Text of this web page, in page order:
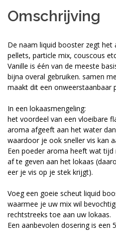
Omschrijving
De naam liquid booster zegt het
pellets, particle mix, couscous
Vanille is één van de meeste
bijna overal gebruiken. samen
maakt dit een onweerstaanbaar
In een lokaasmengeling:
het voordeel van een vloeibare
aroma afgeeft aan het water
waardoor je ook sneller vis kan
Een poeder aroma heeft wat
af te geven aan het lokaas
eer je vis op je stek krijgt).
Voeg een goeie scheut liquid
waarmee je uw mix wil
rechtstreeks toe aan uw lokaas.
Een aanbevolen dosering is een